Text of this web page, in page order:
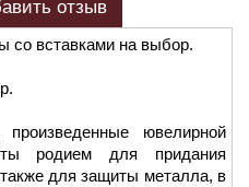
отзыв
со вставками на выбор.
ювелирной
родием для придания
для защиты металла, в